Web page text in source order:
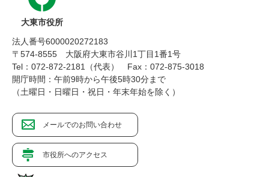
大東市役所
法人番号6000020272183
〒574-8555 大阪府大東市谷川1丁目1番1号
Tel：072-872-2181（代表）
Fax：072-875-3018
開庁時間：午前9時から午後5時30分まで
（土曜日・日曜日・祝日・年末年始を除く）
メールでのお問い合わせ
市役所へのアクセス